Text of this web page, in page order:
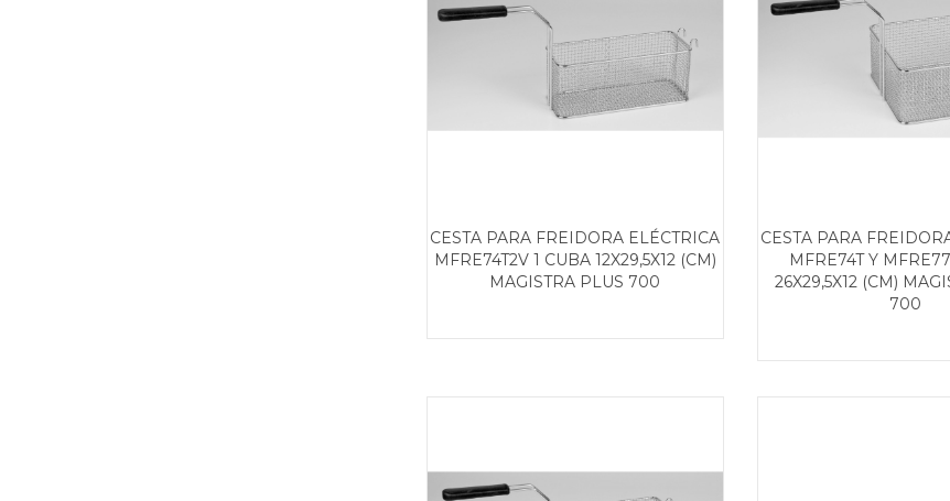
CESTA PARA FREIDORA ELÉCTRICA
MFRE74T2V 1 CUBA 12X29,5X12 (CM)
MAGISTRA PLUS 700
CESTA PARA
MFRE74T Y
26X29,5X12 (CM)
700